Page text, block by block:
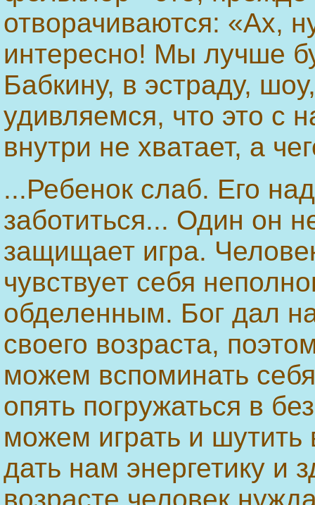
отворачиваются: «Ах,
интересно! Мы лучше
Бабкину, в эстраду,
удивляемся, что это с
внутри не хватает, а
...Ребенок слаб. Его
заботиться... Один он
защищает игра.
чувствует себя
обделенным. Бог дал
своего возраста,
можем вспоминать
опять погружаться в
можем играть и
дать нам энергетику и